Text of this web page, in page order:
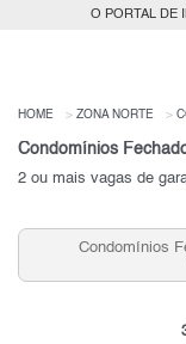
O PORTAL DE
HOME ZONA NORTE
2 ou mais vagas de